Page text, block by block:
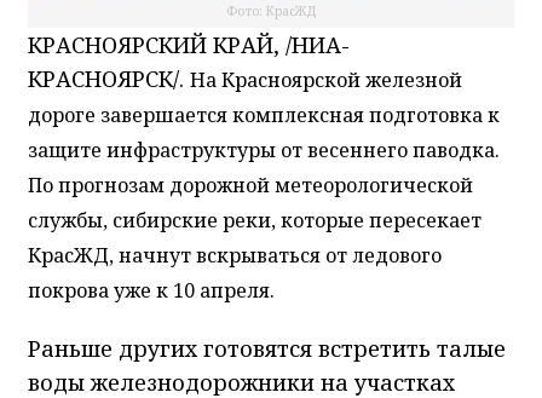
Фото: КрасЖД
КРАСНОЯРСКИЙ КРАЙ, /НИА-
КРАСНОЯРСК/. На Красноярской железной
дороге завершается комплексная подготовка к
защите инфраструктуры от весеннего паводка.
По прогнозам дорожной метеорологической
службы, сибирские реки, которые пересекает
КрасЖД, начнут вскрываться от ледового
покрова уже к 10 апреля.
Раньше других готовятся встретить талые
воды железнодорожники на участках